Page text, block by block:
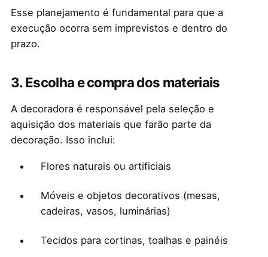
Esse planejamento é fundamental para que a
execução ocorra sem imprevistos e dentro do
prazo.
3.Escolha e compra dos materiais
A decoradora é responsável pela seleção e
aquisição dos materiais que farão parte da
decoração. Isso inclui:
Flores naturais ou artificiais
Móveis e objetos decorativos (mesas,
cadeiras, vasos, luminárias)
Tecidos para cortinas, toalhas e painéis